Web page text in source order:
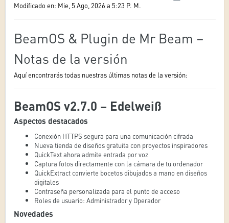
Modificado en: Mie, 5 Ago, 2026 a 5:23 P. M.
BeamOS & Plugin de Mr Beam –
Notas de la versión
Aquí encontrarás todas nuestras últimas notas de la versión:
BeamOS v2.7.0 – Edelweiß
Aspectos destacados
Conexión HTTPS segura para una comunicación cifrada
Nueva tienda de diseños gratuita con proyectos inspiradores
QuickText ahora admite entrada por voz
Captura fotos directamente con la cámara de tu ordenador
QuickExtract convierte bocetos dibujados a mano en diseños
digitales
Contraseña personalizada para el punto de acceso
Roles de usuario: Administrador y Operador
Novedades